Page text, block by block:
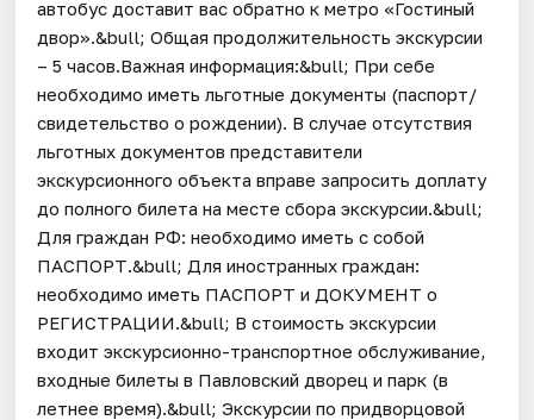
автобус доставит вас обратно к метро «Гостиный
двор».&bull; Общая продолжительность экскурсии
– 5 часов.Важная информация:&bull; При себе
необходимо иметь льготные документы (паспорт/
свидетельство о рождении). В случае отсутствия
льготных документов представители
экскурсионного объекта вправе запросить доплату
до полного билета на месте сбора экскурсии.&bull;
Для граждан РФ: необходимо иметь с собой
ПАСПОРТ.&bull; Для иностранных граждан:
необходимо иметь ПАСПОРТ и ДОКУМЕНТ о
РЕГИСТРАЦИИ.&bull; В стоимость экскурсии
входит экскурсионно-транспортное обслуживание,
входные билеты в Павловский дворец и парк (в
летнее время).&bull; Экскурсии по придворцовой